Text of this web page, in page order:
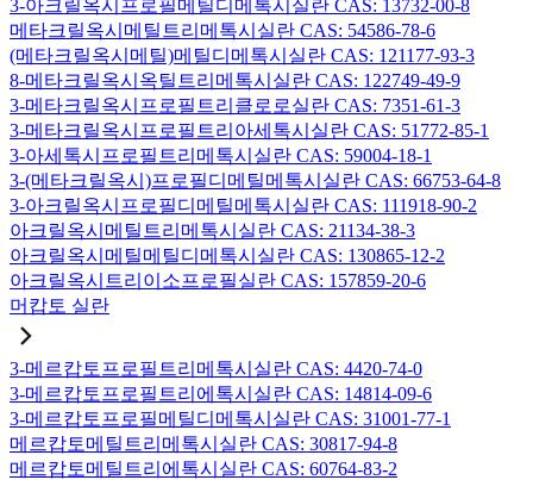
3-아크릴옥시프로필메틸디메톡시실란 CAS: 13732-00-8
메타크릴옥시메틸트리메톡시실란 CAS: 54586-78-6
(메타크릴옥시메틸)메틸디메톡시실란 CAS: 121177-93-3
8-메타크릴옥시옥틸트리메톡시실란 CAS: 122749-49-9
3-메타크릴옥시프로필트리클로로실란 CAS: 7351-61-3
3-메타크릴옥시프로필트리아세톡시실란 CAS: 51772-85-1
3-아세톡시프로필트리메톡시실란 CAS: 59004-18-1
3-(메타크릴옥시)프로필디메틸메톡시실란 CAS: 66753-64-8
3-아크릴옥시프로필디메틸메톡시실란 CAS: 111918-90-2
아크릴옥시메틸트리메톡시실란 CAS: 21134-38-3
아크릴옥시메틸메틸디메톡시실란 CAS: 130865-12-2
아크릴옥시트리이소프로필실란 CAS: 157859-20-6
머캅토 실란
3-메르캅토프로필트리메톡시실란 CAS: 4420-74-0
3-메르캅토프로필트리에톡시실란 CAS: 14814-09-6
3-메르캅토프로필메틸디메톡시실란 CAS: 31001-77-1
메르캅토메틸트리메톡시실란 CAS: 30817-94-8
메르캅토메틸트리에톡시실란 CAS: 60764-83-2